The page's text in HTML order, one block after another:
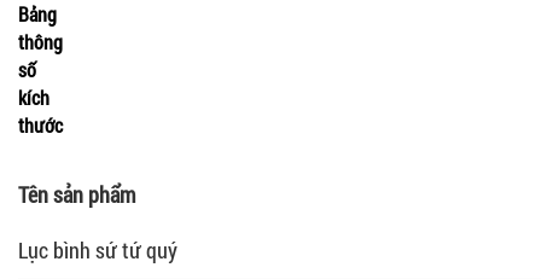
Bảng
thông
số
kích
thước
Tên sản phẩm
Lục bình sứ tứ quý